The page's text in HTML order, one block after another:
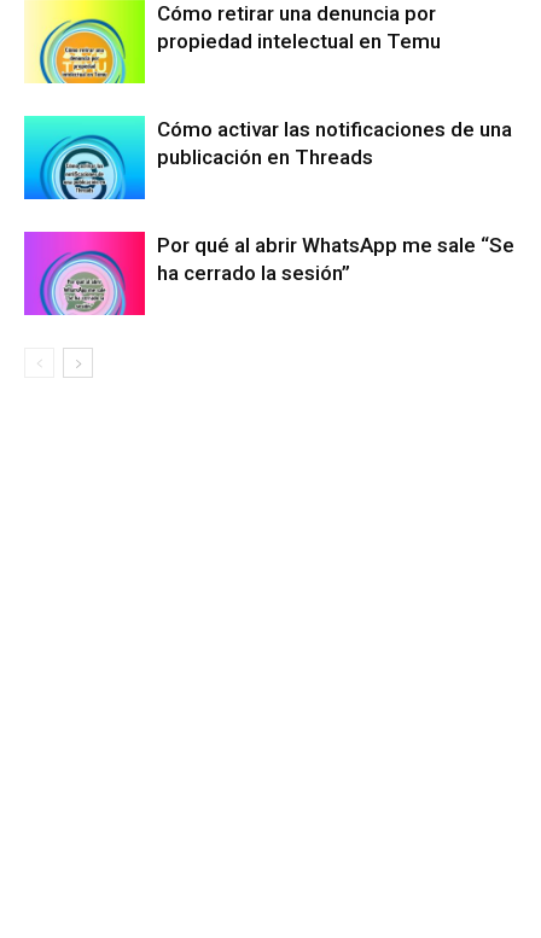
Cómo retirar una denuncia por
propiedad intelectual en Temu
Cómo activar las notificaciones de una
publicación en Threads
Por qué al abrir WhatsApp me sale “Se
ha cerrado la sesión”